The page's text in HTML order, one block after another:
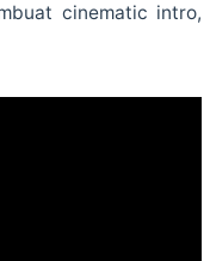
cinematic intro,